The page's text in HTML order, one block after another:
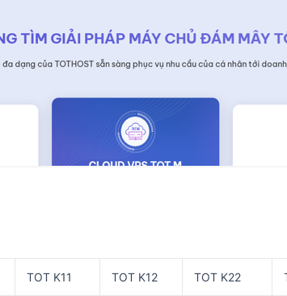
TOT K11 TOT K12 TOT K22